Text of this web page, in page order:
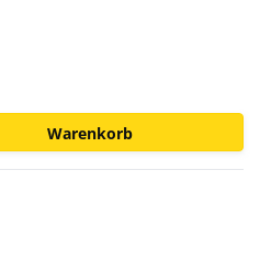
Warenkorb